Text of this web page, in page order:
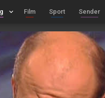
keyboard_arrow_down Film Sport Sender